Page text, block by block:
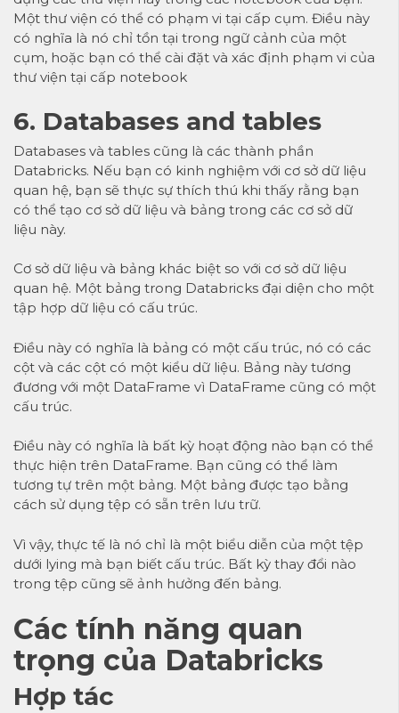
Một thư viện có thể có phạm vi tại cấp cụm. Điều này
có nghĩa là nó chỉ tồn tại trong ngữ cảnh của một
cụm, hoặc bạn có thể cài đặt và xác định phạm vi của
thư viện tại cấp notebook
6. Databases and tables
Databases và tables cũng là các thành phần
Databricks. Nếu bạn có kinh nghiệm với cơ sở dữ liệu
quan hệ, bạn sẽ thực sự thích thú khi thấy rằng bạn
có thể tạo cơ sở dữ liệu và bảng trong các cơ sở dữ
liệu này.
Cơ sở dữ liệu và bảng khác biệt so với cơ sở dữ liệu
quan hệ. Một bảng trong Databricks đại diện cho một
tập hợp dữ liệu có cấu trúc.
Điều này có nghĩa là bảng có một cấu trúc, nó có các
cột và các cột có một kiểu dữ liệu. Bảng này tương
đương với một DataFrame vì DataFrame cũng có một
cấu trúc.
Điều này có nghĩa là bất kỳ hoạt động nào bạn có thể
thực hiện trên DataFrame. Bạn cũng có thể làm
tương tự trên một bảng. Một bảng được tạo bằng
cách sử dụng tệp có sẵn trên lưu trữ.
Vì vậy, thực tế là nó chỉ là một biểu diễn của một tệp
dưới lying mà bạn biết cấu trúc. Bất kỳ thay đổi nào
trong tệp cũng sẽ ảnh hưởng đến bảng.
Các tính năng quan
trọng của Databricks
Hợp tác